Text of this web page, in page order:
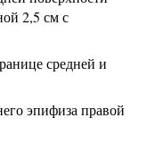
2,5 см с
средней и
эпифиза правой